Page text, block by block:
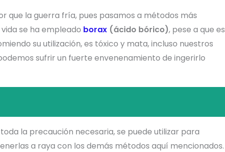
que la guerra fría, pues pasamos a métodos más
se ha empleado borax (ácido bórico), pese a que es
su utilización, es tóxico y mata, incluso nuestros
sufrir un fuerte envenenamiento de ingerirlo
la precaución necesaria, se puede utilizar para
a raya con los demás métodos aquí mencionados.